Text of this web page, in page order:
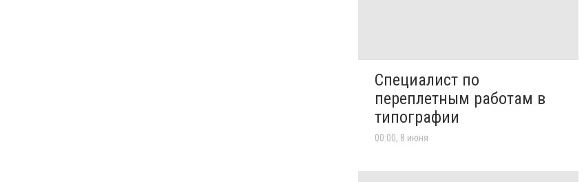
Специалист по
переплетным работам в
типографии
00:00, 8 июня